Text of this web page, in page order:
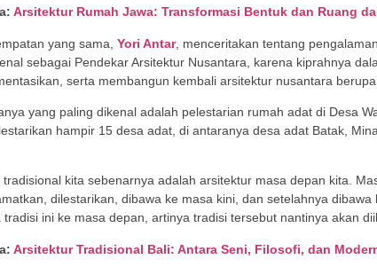
Arsitektur Rumah Jawa: Transformasi Bentuk dan Ruang
yang sama, Yori Antar, menceritakan tentang
sebagai Pendekar Arsitektur Nusantara, karena kiprahnya
serta membangun kembali arsitektur nusantara
yang paling dikenal adalah pelestarian rumah adat di Desa
hampir 15 desa adat, di antaranya desa adat Batak,
tradisional kita sebenarnya adalah arsitektur masa depan kita.
dilestarikan, dibawa ke masa kini, dan setelahnya
tradisi ini ke masa depan, artinya tradisi tersebut nantinya akan
Arsitektur Tradisional Bali: Antara Seni, Filosofi, dan